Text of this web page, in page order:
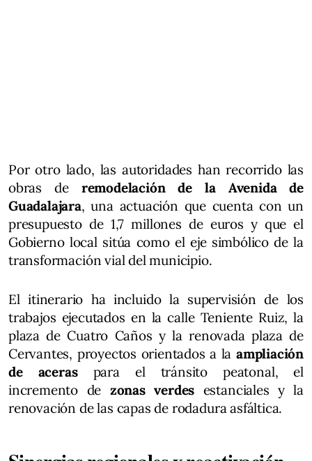
Por otro lado, las autoridades han recorrido las
obras de remodelación de la Avenida de
Guadalajara, una actuación que cuenta con un
presupuesto de 1,7 millones de euros y que el
Gobierno local sitúa como el eje simbólico de la
transformación vial del municipio.
El itinerario ha incluido la supervisión de los
trabajos ejecutados en la calle Teniente Ruiz, la
plaza de Cuatro Caños y la renovada plaza de
Cervantes, proyectos orientados a la ampliación
de aceraspara el tránsito peatonal, el
incremento de zonas verdes estanciales y la
renovación de las capas de rodadura asfáltica.